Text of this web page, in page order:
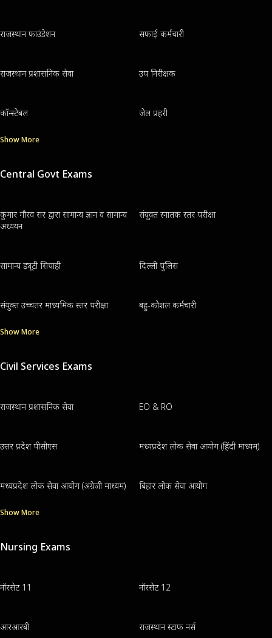
राजस्थान फाउंडेशन सफाई कर्मचारी
राजस्थान प्रशासनिक सेवा उप निरीक्षक
कॉन्स्टेबल जेल प्रहरी
Show More
Central Govt Exams
कुमार गौरव सर द्वारा सामान्य ज्ञान व सामान्य
अध्ययन
संयुक्त स्नातक स्तर परीक्षा
सामान्य ड्यूटी सिपाही दिल्ली पुलिस
संयुक्त उच्चतर माध्यमिक स्तर परीक्षा बहु-कौशल कर्मचारी
Show More
Civil Services Exams
राजस्थान प्रशासनिक सेवा EO & RO
उत्तर प्रदेश पीसीएस मध्यप्रदेश लोक सेवा आयोग (हिंदी माध्यम)
मध्यप्रदेश लोक सेवा आयोग (अंग्रेजी माध्यम) बिहार लोक सेवा आयोग
Show More
Nursing Exams
नॉरसेट 11 नॉरसेट 12
आरआरबी राजस्थान स्टाफ नर्स